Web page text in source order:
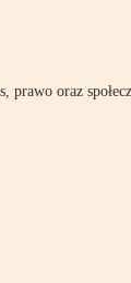
oraz